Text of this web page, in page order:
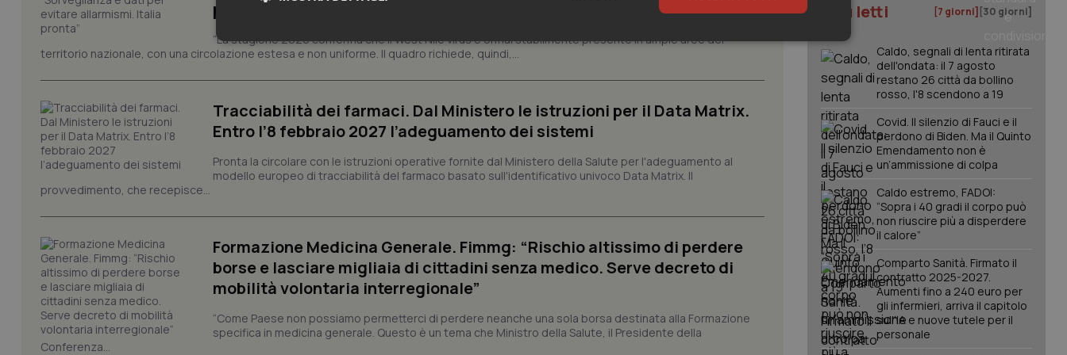
pronta”
“La stagione 2026 conferma che il West Nile virus è ormai stabilmente presente in ampie aree del
territorio nazionale, con una circolazione estesa e non uniforme. Il quadro richiede, quindi,...
Tracciabilità dei farmaci. Dal Ministero le istruzioni per il Data Matrix.
Entro l’8 febbraio 2027 l’adeguamento dei sistemi
Pronta la circolare con le istruzioni operative fornite dal Ministero della Salute per l'adeguamento al
modello europeo di tracciabilità del farmaco basato sull'identificativo univoco Data Matrix. Il
provvedimento, che recepisce...
Formazione Medicina Generale. Fimmg: “Rischio altissimo di perdere
borse e lasciare migliaia di cittadini senza medico. Serve decreto di
mobilità volontaria interregionale”
“Come Paese non possiamo permetterci di perdere neanche una sola borsa destinata alla Formazione
specifica in medicina generale. Questo è un tema che Ministro della Salute, il Presidente della
Conferenza...
I più letti [7 giorni] [30 giorni]
Caldo, segnali di lenta ritirata
dell'ondata: il 7 agosto
restano 26 città da bollino
rosso, l'8 scendono a 19
Covid. Il silenzio di Fauci e il
perdono di Biden. Ma il Quinto
Emendamento non è
un’ammissione di colpa
Caldo estremo, FADOI:
“Sopra i 40 gradi il corpo può
non riuscire più a disperdere
il calore”
Comparto Sanità. Firmato il
contratto 2025-2027.
Aumenti fino a 240 euro per
gli infermieri, arriva il capitolo
sull'IA e nuove tutele per il
personale
Necessari Statistici Marketing
I cookie necessari contribuiscono a rendere fruibile il sito web abilitandone funzionalità di base quali la navigazione sulle pagine
Nome
Fornitore/Dominio Scadenza
Descrizione
VISITOR_PRIVACY_METADATA
YouTube
.youtube.com
5 mesi 4
settimane
Questo cookie viene utilizzato per memorizzare le
scelte di consenso e privacy dell'utente per la loro
interazione con il sito. Registra i dati sul consenso
del visitatore riguardo a varie politiche e
CookieScriptConsent
CookieScript
www.quotidianosanita.it
5 mesi 3
settimane
Questo cookie viene utilizzato dal servizio Cookie-
Script.com per ricordare le preferenze di consenso